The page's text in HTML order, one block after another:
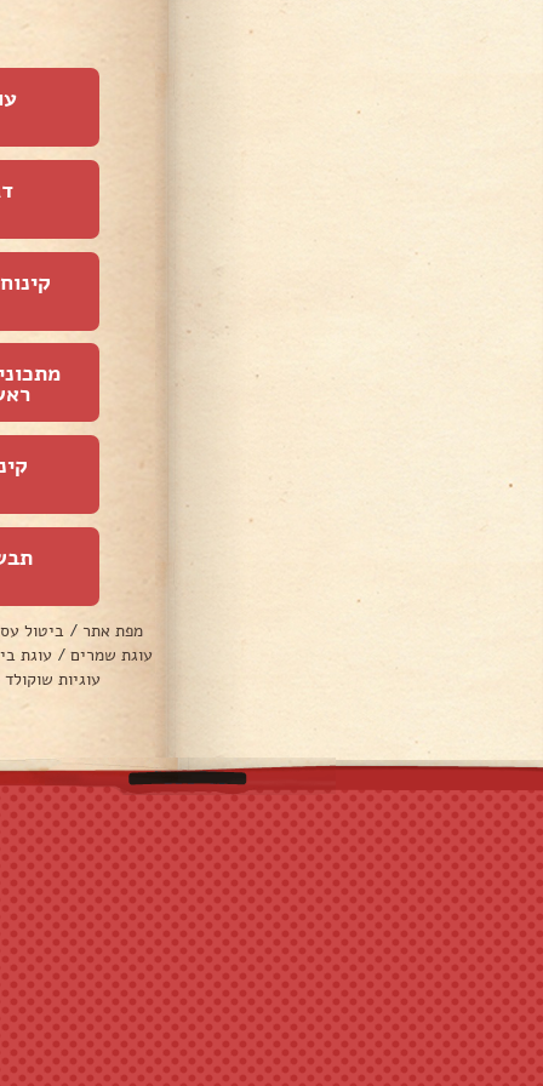
מפת אתר / ביטול
עוגת שמרים / עוגת
עוגיות